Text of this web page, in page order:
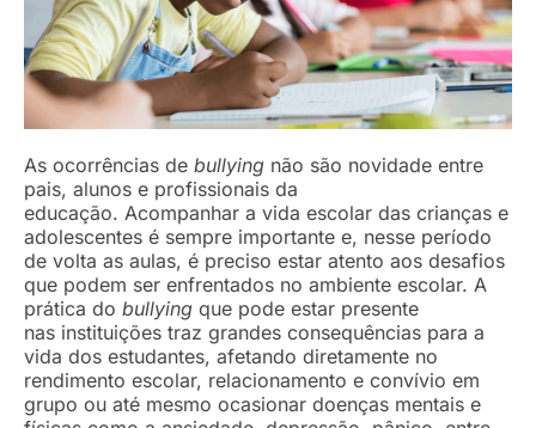
As ocorrências de bullying não são novidade entre
pais, alunos e profissionais da
educação. Acompanhar a vida escolar das crianças e
adolescentes é sempre importante e, nesse período
de volta as aulas, é preciso estar atento aos desafios
que podem ser enfrentados no ambiente escolar. A
prática do bullying que pode estar presente
nas instituições traz grandes consequências para a
vida dos estudantes, afetando diretamente no
rendimento escolar, relacionamento e convívio em
grupo ou até mesmo ocasionar doenças mentais e